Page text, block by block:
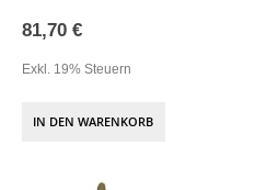
81,70 €
Exkl. 19% Steuern
IN DEN WARENKORB